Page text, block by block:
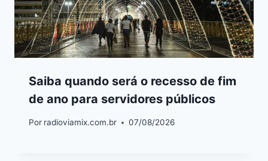
Saiba quando será o recesso de fim
de ano para servidores públicos
Por radioviamix.com.br 07/08/2026